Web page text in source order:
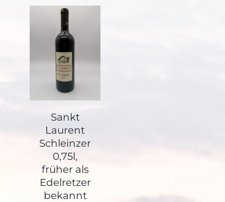
Sankt
Laurent
Schleinzer
0,75l,
früher als
Edelretzer
bekannt